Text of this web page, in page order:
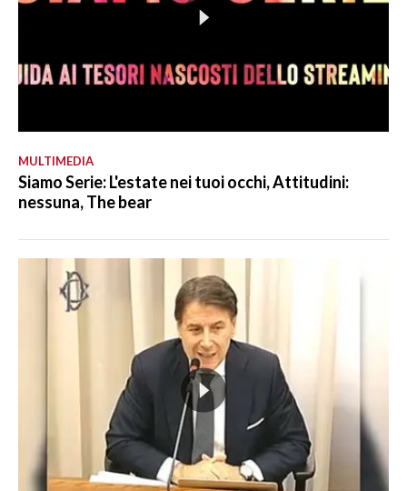
MULTIMEDIA
Siamo Serie: L'estate nei tuoi occhi, Attitudini:
nessuna, The bear